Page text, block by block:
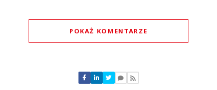
POKAŻ KOMENTARZE